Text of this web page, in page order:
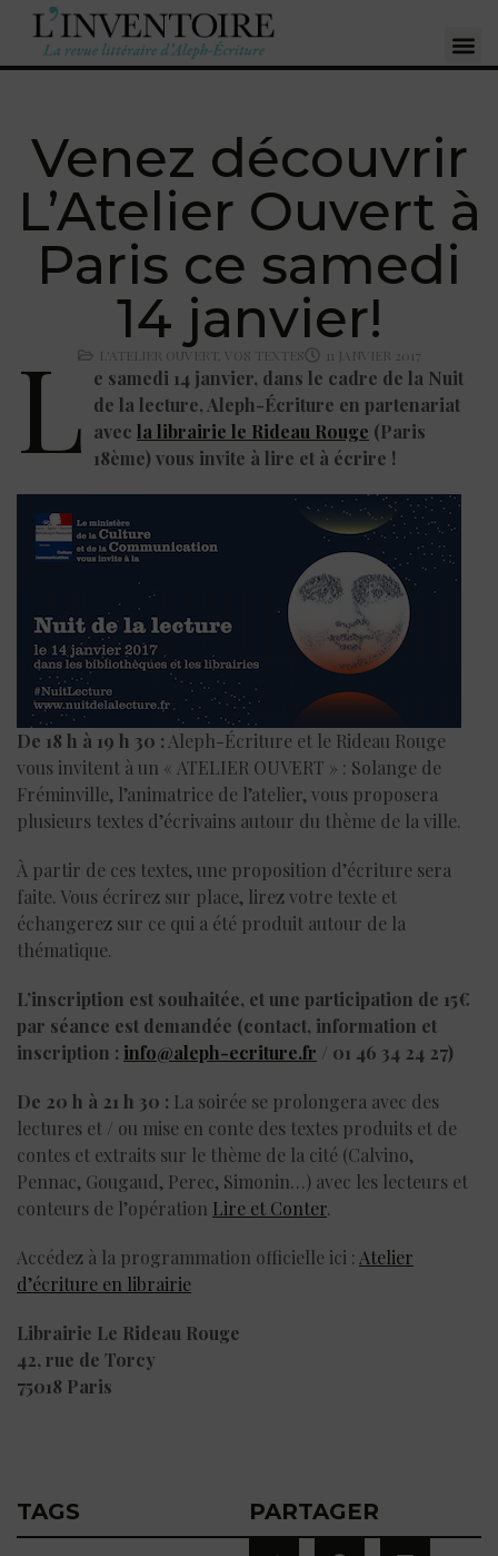
Venez découvrir
L’Atelier Ouvert à
Paris ce samedi
14 janvier!
L'ATELIER OUVERT VOS TEXTES 11 JANVIER 2017
L e samedi 14 janvier, dans le cadre de la Nuit
de la lecture, Aleph-Écriture en partenariat
avec la librairie le Rideau Rouge (Paris
18ème) vous invite à lire et à écrire !
De 18 h à 19 h 30 : Aleph-Écriture et le Rideau Rouge
vous invitent à un « ATELIER OUVERT » : Solange de
Fréminville, l’animatrice de l’atelier, vous proposera
plusieurs textes d’écrivains autour du thème de la ville.
À partir de ces textes, une proposition d’écriture sera
faite. Vous écrirez sur place, lirez votre texte et
échangerez sur ce qui a été produit autour de la
thématique.
L’inscription est souhaitée, et une participation de 15€
par séance est demandée (contact, information et
inscription : info@aleph-ecriture.fr / 01 46 34 24 27)
De 20 h à 21 h 30 : La soirée se prolongera avec des
lectures et / ou mise en conte des textes produits et de
contes et extraits sur le thème de la cité (Calvino,
Pennac, Gougaud, Perec, Simonin…) avec les lecteurs et
conteurs de l’opération Lire et Conter.
Accédez à la programmation officielle ici : Atelier
d’écriture en librairie
Librairie Le Rideau Rouge
42, rue de Torcy
75018 Paris
TAGS PARTAGER